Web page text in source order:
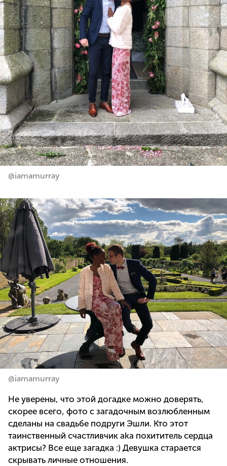
@iamamurray
@iamamurray
Не уверены, что этой догадке можно доверять,
скорее всего, фото с загадочным возлюбленным
сделаны на свадьбе подруги Эшли. Кто этот
таинственный счастливчик aka похититель сердца
актрисы? Все еще загадка :) Девушка старается
скрывать личные отношения.